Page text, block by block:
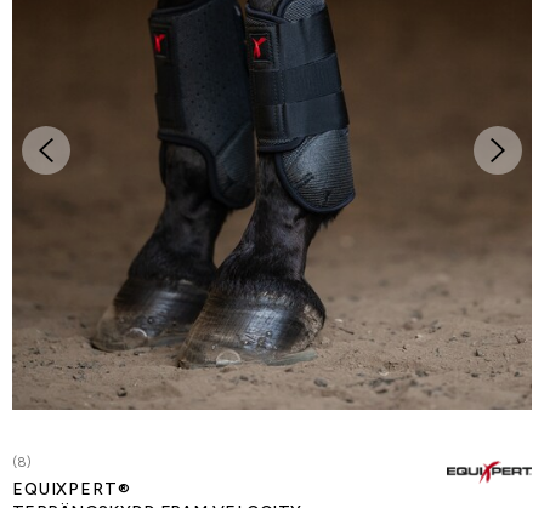
(8)
EQUIXPERT®